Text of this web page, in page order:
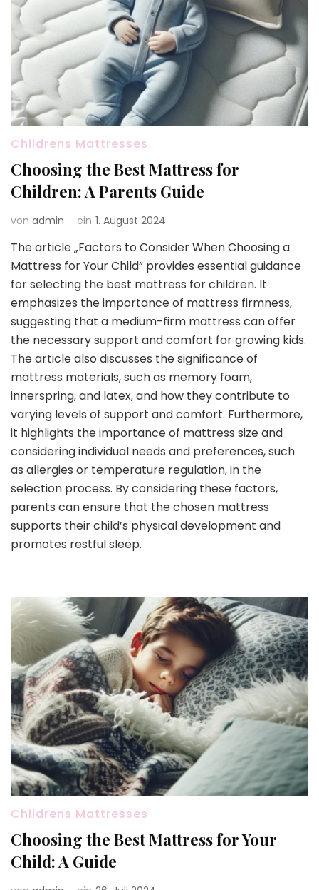
Childrens Mattresses
Choosing the Best Mattress for
Children: A Parents Guide
von admin ein 1. August 2024
The article „Factors to Consider When Choosing a
Mattress for Your Child“ provides essential guidance
for selecting the best mattress for children. It
emphasizes the importance of mattress firmness,
suggesting that a medium-firm mattress can offer
the necessary support and comfort for growing kids.
The article also discusses the significance of
mattress materials, such as memory foam,
innerspring, and latex, and how they contribute to
varying levels of support and comfort. Furthermore,
it highlights the importance of mattress size and
considering individual needs and preferences, such
as allergies or temperature regulation, in the
selection process. By considering these factors,
parents can ensure that the chosen mattress
supports their child’s physical development and
promotes restful sleep.
Childrens Mattresses
Choosing the Best Mattress for Your
Child: A Guide